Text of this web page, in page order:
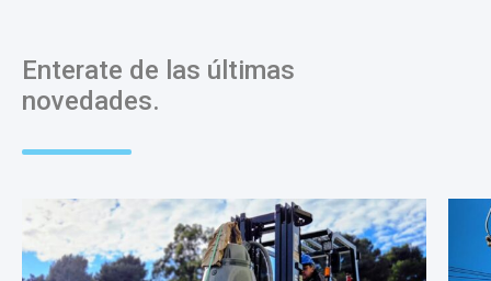
Enterate de las últimas
novedades.